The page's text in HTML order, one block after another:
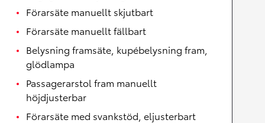
Förarsäte manuellt skjutbart
Förarsäte manuellt fällbart
Belysning framsäte, kupébelysning fram,
glödlampa
Passagerarstol fram manuellt
höjdjusterbar
Förarsäte med svankstöd, eljusterbart